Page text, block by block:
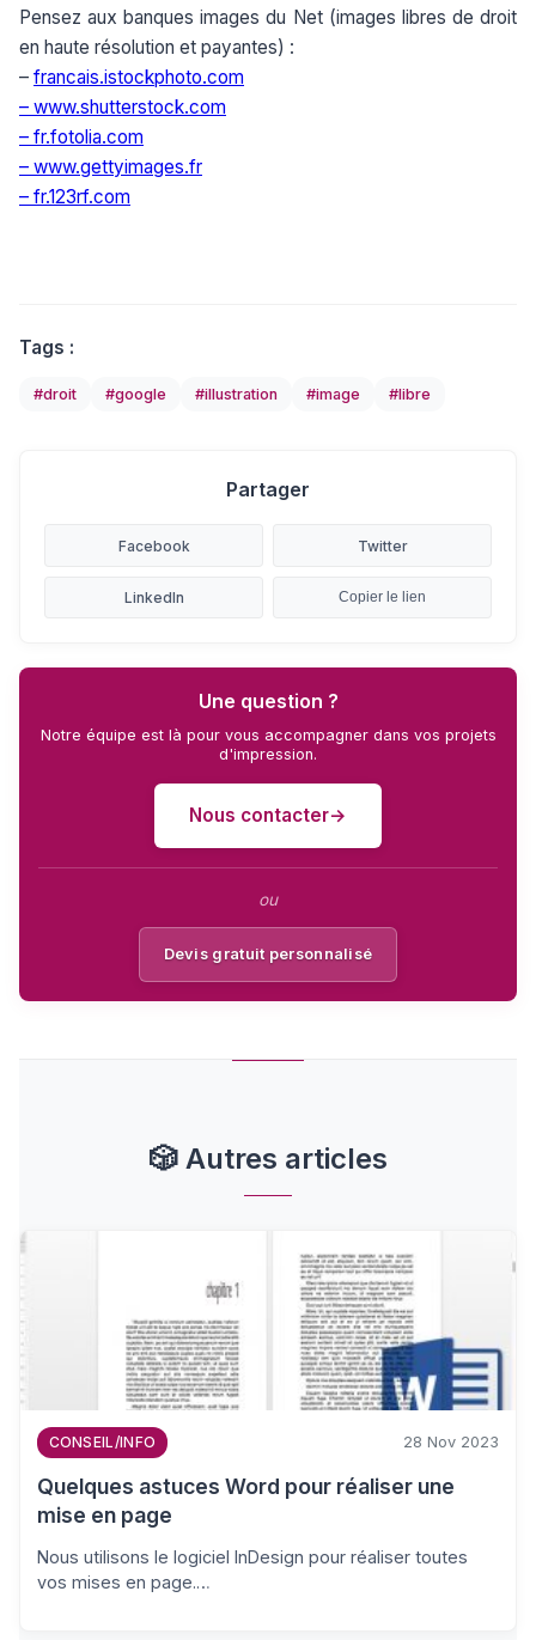
Pensez aux banques images du Net (images libres de droit
en haute résolution et payantes) :
– francais.istockphoto.com
– www.shutterstock.com
– fr.fotolia.com
– www.gettyimages.fr
– fr.123rf.com
Tags :
#droit #google #illustration #image #libre
Partager
Facebook Twitter
LinkedIn Copier le lien
Une question ?
Notre équipe est là pour vous accompagner dans vos projets
d'impression.
Nous contacter
ou
Devis gratuit personnalisé
🎲Autres articles
CONSEIL/INFO 28 Nov 2023
Quelques astuces Word pour réaliser une
mise en page
Nous utilisons le logiciel InDesign pour réaliser toutes
vos mises en page.…